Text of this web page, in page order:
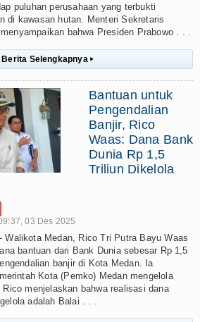
puluhan perusahaan yang terbukti
di kawasan hutan. Menteri Sekretaris
bahwa Presiden Prabowo . . .
Berita Selengkapnya ▸
Bantuan untuk
Pengendalian
Banjir, Rico
Waas: Dana Bank
Dunia Rp 1,5
Triliun Dikelola
03 Des 2025
Walikota Medan, Rico Tri Putra Bayu Waas
bantuan dari Bank Dunia sebesar Rp 1,5
banjir di Kota Medan. Ia
Kota (Pemko) Medan mengelola
menjelaskan bahwa realisasi dana
adalah Balai . . .